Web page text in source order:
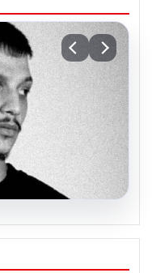
Yuşa
ile